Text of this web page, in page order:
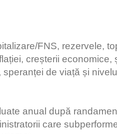
FNS, rezervele,
creșterii economice,
de viață și
anual după
care